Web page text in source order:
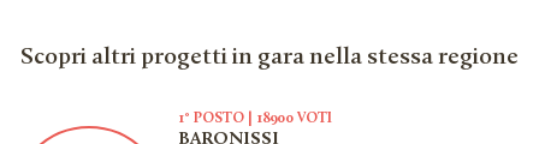
Scopri altri progetti in gara nella stessa regione
1° POSTO | 18900 VOTI
BARONISSI